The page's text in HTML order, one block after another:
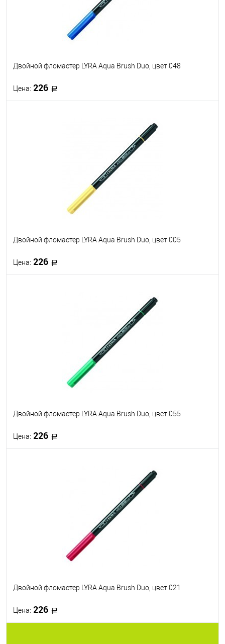
Двойной фломастер LYRA Aqua Brush Duo, цвет 048
Цена: 226
В наличии
Двойной фломастер LYRA Aqua Brush Duo, цвет 005
Цена: 226
В наличии
Двойной фломастер LYRA Aqua Brush Duo, цвет 055
Цена: 226
В наличии
Двойной фломастер LYRA Aqua Brush Duo, цвет 021
Цена: 226